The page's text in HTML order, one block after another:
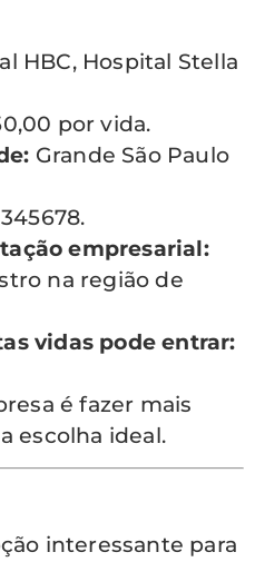
HBC, Hospital Stella
por vida.
Grande São Paulo
empresarial:
na região de
vidas pode entrar:
é fazer mais
escolha ideal.
interessante para